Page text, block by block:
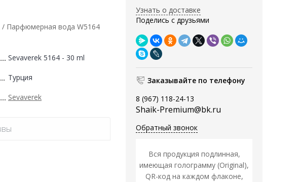
Узнать о доставке
Поделись с друзьями
Заказывайте по телефону
8 (967) 118-24-13
Shaik-Premium@bk.ru
Обратный звонок
Вся продукция подлинная,
имеющая голограмму (Original),
QR-код на каждом флаконе,
/ Парфюмерная вода W5164
Sevaverek 5164 - 30 ml
Турция
Sevaverek